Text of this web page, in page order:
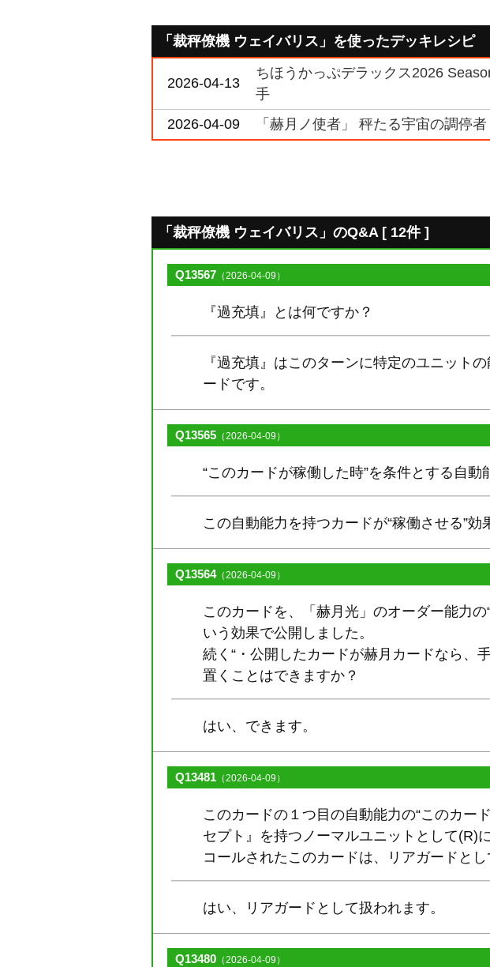
「裁秤僚機 ウェイバリス」を使ったデッキレシピ
2026-04-13
ちほうかっぷデラックス2026
手
2026-04-09
「赫月ノ使者」 秤たる宇宙の調停者
「裁秤僚機 ウェイバリス」のQ&A [ 12件 ]
Q13567 （2026-04-09）
『過充填』とは何ですか？
『過充填』はこのターンに特定のユニット
ードです。
Q13565 （2026-04-09）
“このカードが稼働した時”を条件とする自
この自動能力を持つカードが“稼働させる”
Q13564（2026-04-09）
このカードを、「赫月光」のオーダー能力
いう効果で公開しました。
続く“・公開したカードが赫月カードなら、
置くことはできますか？
はい、できます。
Q13481 （2026-04-09）
このカードの１つ目の自動能力の“このカー
セプト』を持つノーマルユニットとして(R)
コールされたこのカードは、リアガードとし
はい、リアガードとして扱われます。
Q13480 （2026-04-09）